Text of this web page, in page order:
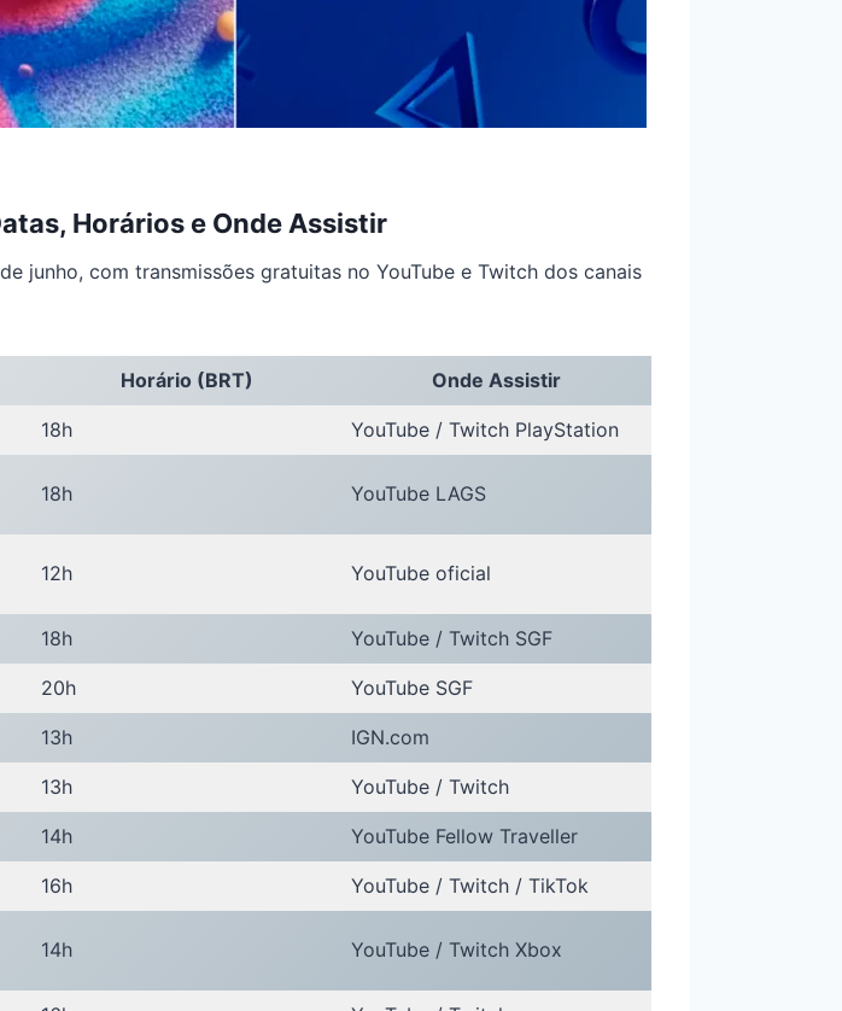
Horários e Onde Assistir
junho, com transmissões gratuitas no YouTube e Twitch dos canais
Horário (BRT) Onde Assistir
18h YouTube / Twitch PlayStation
18h YouTube LAGS
12h YouTube oficial
18h YouTube / Twitch SGF
20h YouTube SGF
13h IGN.com
13h YouTube / Twitch
14h YouTube Fellow Traveller
16h YouTube / Twitch / TikTok
14h YouTube / Twitch Xbox